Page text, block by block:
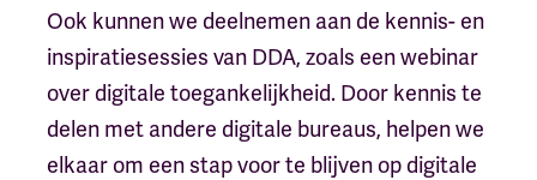
Ook kunnen we deelnemen aan de kennis- en
inspiratiesessies van DDA, zoals een webinar
over digitale toegankelijkheid. Door kennis te
delen met andere digitale bureaus, helpen we
elkaar om een stap voor te blijven op digitale